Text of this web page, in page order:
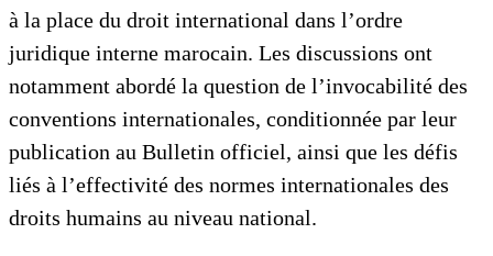
à la place du droit international dans l’ordre
juridique interne marocain. Les discussions ont
notamment abordé la question de l’invocabilité des
conventions internationales, conditionnée par leur
publication au Bulletin officiel, ainsi que les défis
liés à l’effectivité des normes internationales des
droits humains au niveau national.